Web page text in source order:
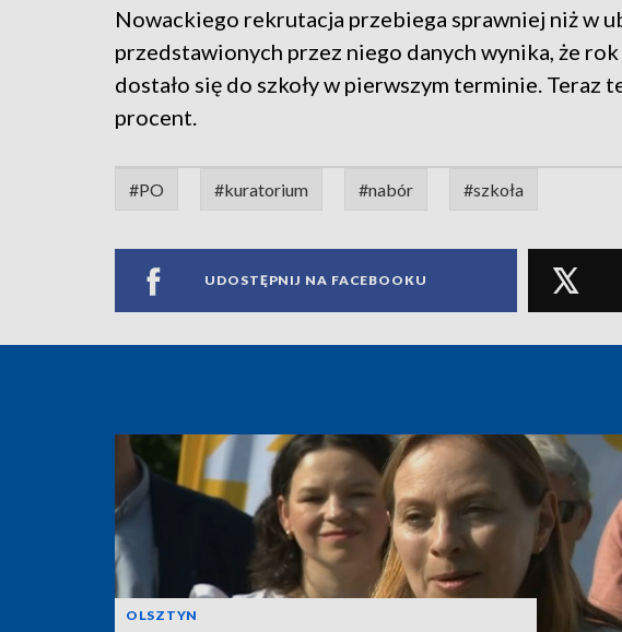
Nowackiego rekrutacja przebiega sprawniej niż w
przedstawionych przez niego danych wynika, że
dostało się do szkoły w pierwszym terminie. Teraz
procent.
#PO #kuratorium #nabór #szkoła
UDOSTĘPNIJ NA FACEBOOKU
OLSZTYN